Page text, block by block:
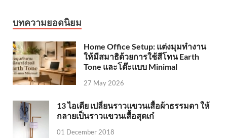
บทความยอดนิยม
Home Office Setup: แต่งมุมทำงาน
ให้มีสมาธิด้วยการใช้สีโทน Earth
Tone และโต๊ะแบบ Minimal
27 May 2026
13 ไอเดีย เปลี่ยนราวแขวนเสื้อผ้าธรรมดา ให้
กลายเป็นราวแขวนเสื้อสุดเก๋
01 December 2018